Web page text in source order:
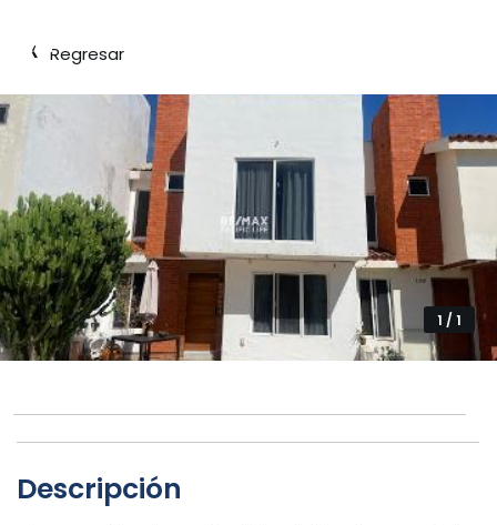
‹ Regresar
1 / 1
Descripción